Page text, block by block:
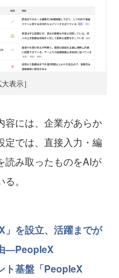
表示］
には、企業があらか
定では、直接入力・編
読み取ったものをAIが
。
」を設立、活躍までが
—PeopleX
ト基盤「PeopleX